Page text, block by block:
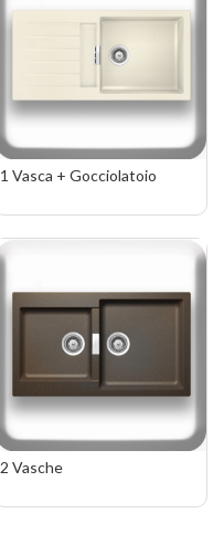
1 Vasca + Gocciolatoio
2 Vasche